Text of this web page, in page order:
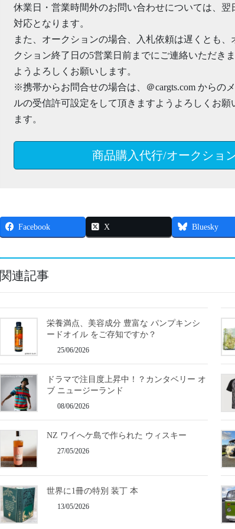
休業日・営業時間外のお問い合わせについては、翌
対応となります。
また、オークションの場合、入札依頼は遅くとも、
クション終了日の5営業日前までにご連絡いただき
ようよろしくお願いします。
※携帯からお問合せの場合は、＠cargts.com からの
ルの受信許可設定をして頂きますようよろしくお願
ます。
商品購入代行/オークショ
Facebook X Bluesky
関連記事
栄養満点、美容成分 豊富な パンプキンシ
ードオイル をご存知ですか？
25/06/2026
ドラマで注目度上昇中！？カンタベリー オ
ブ ニュージーランド
08/06/2026
NZ ワイへケ島で作られた ウィスキー
27/05/2026
世界に1冊の特別 装丁 本
13/05/2026